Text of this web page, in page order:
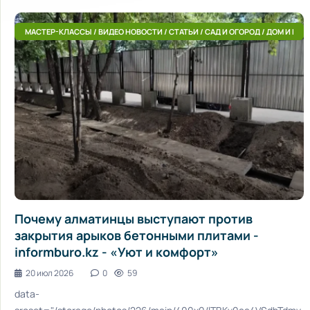
МАСТЕР-КЛАССЫ / ВИДЕО НОВОСТИ / СТАТЬИ / САД И ОГОРОД / ДОМ И
Почему алматинцы выступают против
закрытия арыков бетонными плитами -
informburo.kz - «Уют и комфорт»
20 июл 2026 0 59
data-